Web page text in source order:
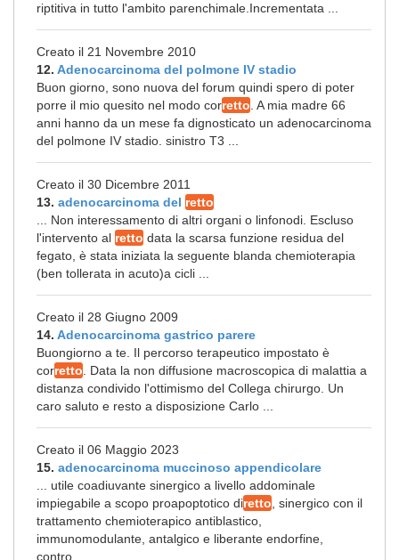
riptitiva in tutto l'ambito parenchimale.Incrementata ...
Creato il 21 Novembre 2010
12. Adenocarcinoma del polmone IV stadio
Buon giorno, sono nuova del forum quindi spero di poter
porre il mio quesito nel modo corretto . A mia madre 66
anni hanno da un mese fa dignosticato un adenocarcinoma
del polmone IV stadio. sinistro T3 ...
Creato il 30 Dicembre 2011
13. adenocarcinoma del retto
... Non interessamento di altri organi o linfonodi. Escluso
l'intervento al retto data la scarsa funzione residua del
fegato, è stata iniziata la seguente blanda chemioterapia
(ben tollerata in acuto)a cicli ...
Creato il 28 Giugno 2009
14. Adenocarcinoma gastrico parere
Buongiorno a te. Il percorso terapeutico impostato è
corretto . Data la non diffusione macroscopica di malattia a
distanza condivido l'ottimismo del Collega chirurgo. Un
caro saluto e resto a disposizione Carlo ...
Creato il 06 Maggio 2023
15. adenocarcinoma muccinoso appendicolare
... utile coadiuvante sinergico a livello addominale
impiegabile a scopo proapoptotico diretto , sinergico con il
trattamento chemioterapico antiblastico,
immunomodulante, antalgico e liberante endorfine,
contro ...